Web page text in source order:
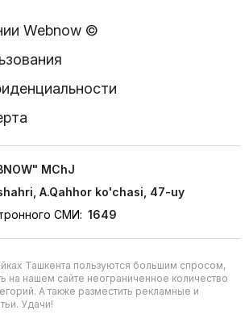
Webnow ©
MChJ
A.Qahhor ko'chasi, 47-uy
СМИ: 1649
Ташкента пользуются большим спросом,
на нашем сайте неограниченное количество
А также разместить рекламные и
Удачи!